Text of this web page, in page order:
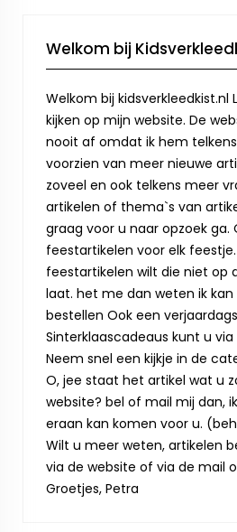
Welkom bij
Welkom bij kidsverkleedkist.nl
kijken op mijn website. De
nooit af omdat ik hem
voorzien van meer nieuwe
zoveel en ook telkens meer
artikelen of thema`s van
graag voor u naar opzoek ga.
feestartikelen voor elk
feestartikelen wilt die niet op
laat. het me dan weten ik
bestellen Ook een
Sinterklaascadeaus kunt u
Neem snel een kijkje in de
O, jee staat het artikel wat u
website? bel of mail mij dan,
eraan kan komen voor u.
Wilt u meer weten, artikelen
via de website of via de mail
Groetjes, Petra